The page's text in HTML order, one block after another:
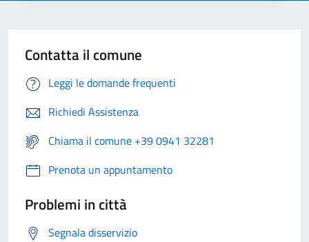
Contatta il comune
Leggi le domande frequenti
Richiedi Assistenza
Chiama il comune +39 0941 32281
Prenota un appuntamento
Problemi in città
Segnala disservizio